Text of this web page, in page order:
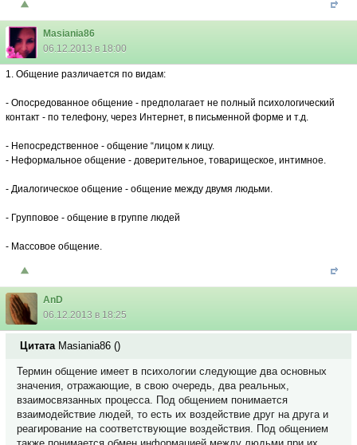
Masiania86
06.12.2013 в 18:00
1. Общение различается по видам:
- Опосредованное общение - предполагает не полный психологический
контакт - по телефону, через Интернет, в письменной форме и т.д.
- Непосредственное - общение “лицом к лицу.
- Неформальное общение - доверительное, товарищеское, интимное.
- Диалогическое общение - общение между двумя людьми.
- Групповое - общение в группе людей
- Массовое общение.
AnD
06.12.2013 в 18:25
Цитата Masiania86 ()
Термин общение имеет в психологии следующие два основных
значения, отражающие, в свою очередь, два реальных,
взаимосвязанных процесса. Под общением понимается
взаимодействие людей, то есть их воздействие друг на друга и
реагирование на соответствующие воздействия. Под общением